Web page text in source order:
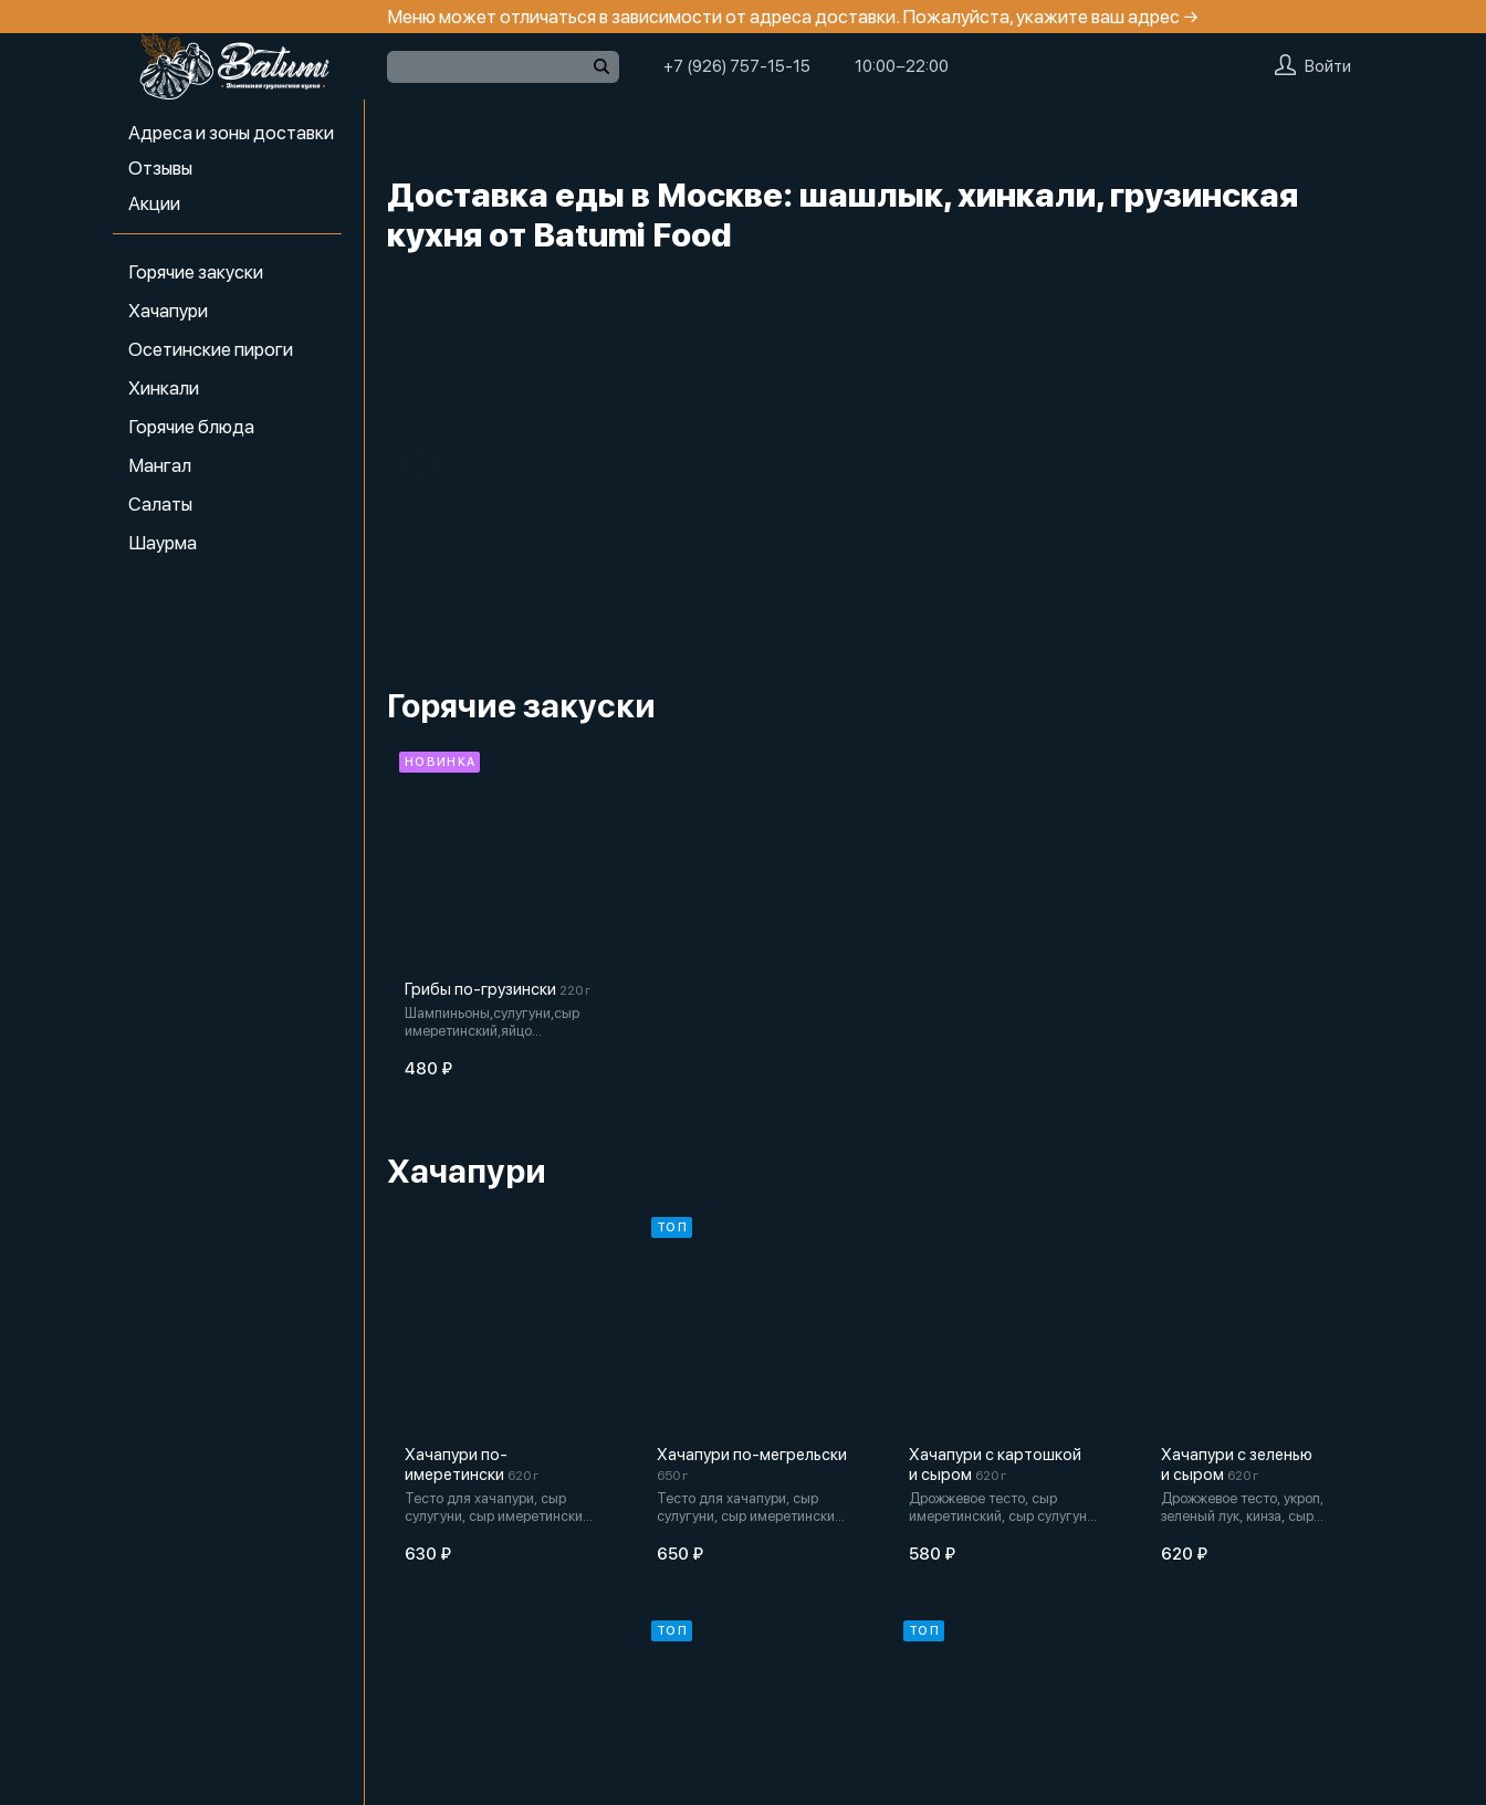
Меню может отличаться в зависимости от адреса доставки. Пожалуйста, укажите ваш адрес →
+7 (926) 757-15-15 10:00−22:00 Войти
Адреса и зоны доставки
Отзывы
Акции
Горячие закуски
Хачапури
Осетинские пироги
Хинкали
Горячие блюда
Мангал
Салаты
Шаурма
Доставка еды в Москве: шашлык, хинкали, грузинская
кухня от Batumi Food
Горячие закуски
НОВИНКА
Грибы по-грузински 220 г
Шампиньоны,сулугуни,сыр
имеретинский,яйцо
480 ₽
Хачапури
Хачапури по-
имеретински 620 г
Тесто для хачапури, сыр
сулугуни, сыр имеретинский
масло
630 ₽
ТОП
Хачапури по-мегрельски
650 г
Тесто для хачапури, сыр
сулугуни, сыр имеретинский
масло
650 ₽
Хачапури с картошкой
и сыром 620 г
Дрожжевое тесто, сыр
имеретинский, сыр сулугуни,
580 ₽
Хачапури с зеленью
и сыром 620 г
Дрожжевое тесто, укроп,
зеленый лук, кинза, сыр
сметана, сливочное масло
620 ₽
ТОП ТОП